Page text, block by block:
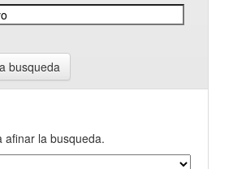
busqueda
afinar la busqueda.